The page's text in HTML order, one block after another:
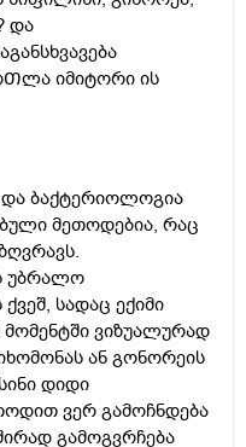
და
იმიტორი ის
და ბაქტერიოლოგია
მეთოდებია, რაც
უბრალო
სადაც ექიმი
ვიზუალურად
ან გონორეის
დიდი
ვერ გამოჩნდება
გამოგვრჩება